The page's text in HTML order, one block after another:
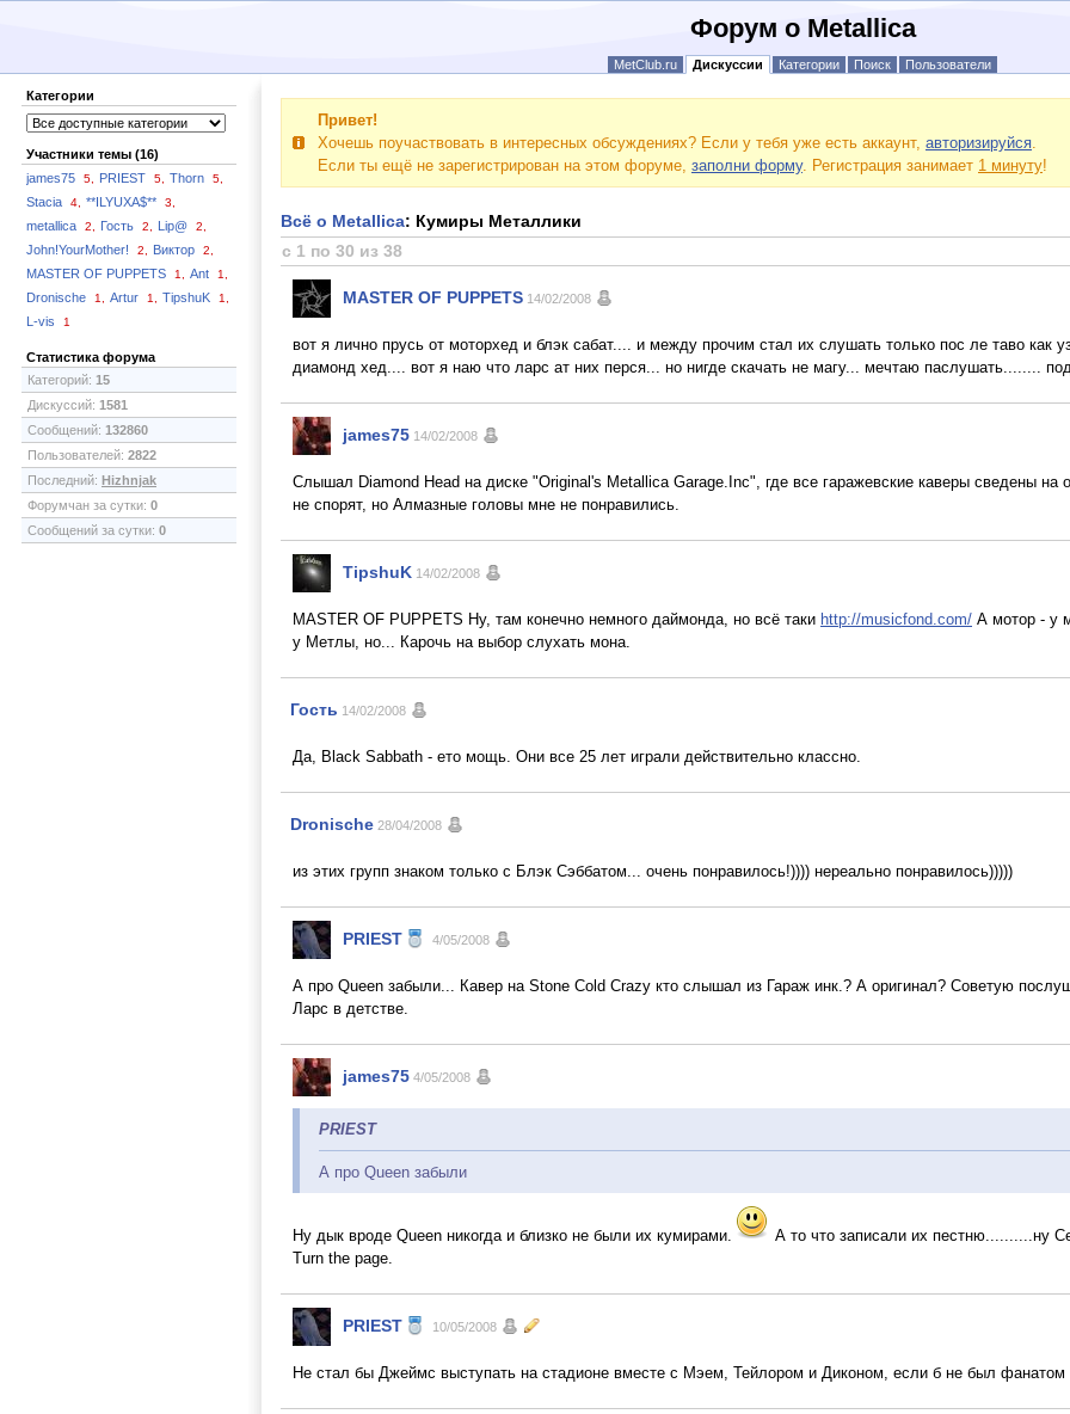
Форум о Metallica
MetClub.ru Дискуссии Категории Поиск Пользователи
Категории
Участники темы (16)
james75
5, PRIEST 5, Thorn 5,
Stacia 4, **ILYUXA$** 3,
metallica 2, Гость 2, Lip@ 2,
John!YourMother! 2, Виктор 2,
MASTER OF PUPPETS 1, Ant 1,
Dronische 1, Artur 1, TipshuK 1,
L-vis 1
Статистика форума
Категорий: 15
Дискуссий: 1581
Сообщений: 132860
Пользователей: 2822
Последний: Hizhnjak
Форумчан за сутки: 0
Сообщений за сутки: 0
Привет!
Хочешь поучаствовать в интересных обсуждениях? Если у тебя уже есть аккаунт, авторизируйся.
Если ты ещё не зарегистрирован на этом форуме, заполни форму. Регистрация занимает 1 минуту!
Всё о Metallica: Кумиры Металлики
с 1 по 30 из 38
MASTER OF PUPPETS 14/02/2008
вот я лично прусь от моторхед и блэк сабат.... и между прочим стал их слушать только пос ле таво
диамонд хед.... вот я наю что ларс ат них перся... но нигде скачать не магу... мечтаю паслушать........
james75 14/02/2008
Слышал Diamond Head на диске "Original's Metallica Garage.Inc", где все гаражевские каверы сведены на
не спорят, но Алмазные головы мне не понравились.
TipshuK 14/02/2008
MASTER OF PUPPETS Ну, там конечно немного даймонда, но всё таки http://musicfond.com/ А мотор - у
у Метлы, но... Карочь на выбор слухать мона.
Гость 14/02/2008
Да, Black Sabbath - ето мощь. Они все 25 лет играли действительно классно.
Dronische 28/04/2008
из этих групп знаком только с Блэк Сэббатом... очень понравилось!)))) нереально понравилось)))))
PRIEST 4/05/2008
А про Queen забыли... Кавер на Stone Cold Crazy кто слышал из Гараж инк.? А оригинал? Советую
Ларс в детстве.
james75 4/05/2008
PRIEST
А про Queen забыли
Ну дык вроде Queen никогда и близко не были их кумирами.
А то что записали их пестню..........ну
Тurn the page.
PRIEST 10/05/2008
Не стал бы Джеймс выступать на стадионе вместе с Мэем, Тейлором и Диконом, если б не был фанатом